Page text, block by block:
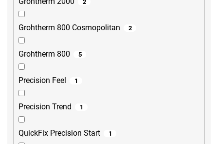
2
Grohtherm 800 Cosmopolitan 2
Grohtherm 800 5
Precision Feel 1
Precision Trend 1
QuickFix Precision Start 1